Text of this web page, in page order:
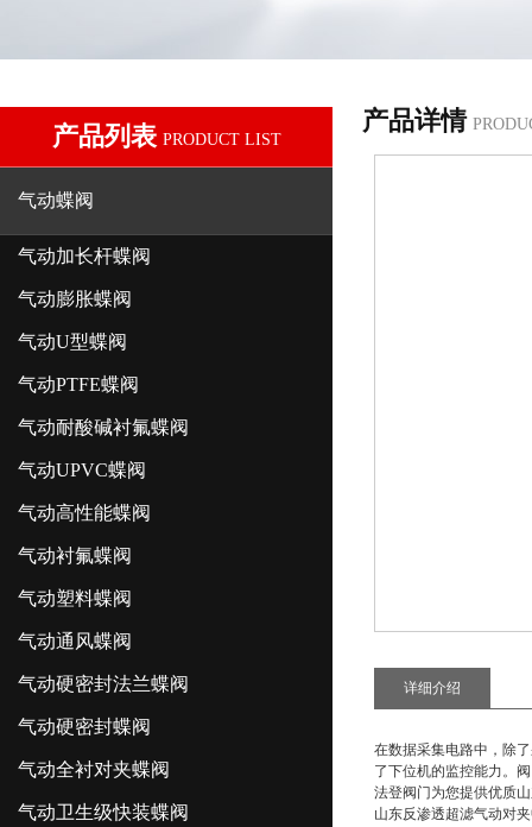
产品列表 PRODUCT LIST
气动蝶阀
气动加长杆蝶阀
气动膨胀蝶阀
气动U型蝶阀
气动PTFE蝶阀
气动耐酸碱衬氟蝶阀
气动UPVC蝶阀
气动高性能蝶阀
气动衬氟蝶阀
气动塑料蝶阀
气动通风蝶阀
气动硬密封法兰蝶阀
气动硬密封蝶阀
气动全衬对夹蝶阀
气动卫生级快装蝶阀
产品详情
详细介绍
在数据采集电路中，除
了下位机的监控能力。
法登阀门为您提供优质
山东反渗透超滤气动对